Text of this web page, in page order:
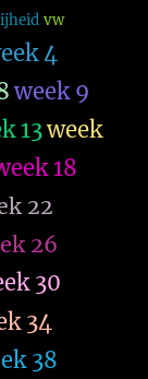
vw
4
week 9
13week
18
22
26
30
34
38